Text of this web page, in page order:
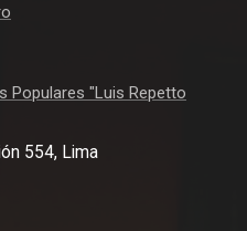
Populares "Luis Repetto
554, Lima